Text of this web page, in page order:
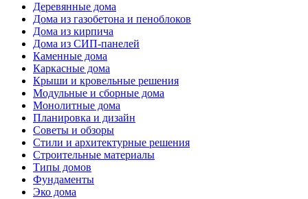
Деревянные дома
Дома из газобетона и пеноблоков
Дома из кирпича
Дома из СИП-панелей
Каменные дома
Каркасные дома
Крыши и кровельные решения
Модульные и сборные дома
Монолитные дома
Планировка и дизайн
Советы и обзоры
Стили и архитектурные решения
Строительные материалы
Типы домов
Фундаменты
Эко дома